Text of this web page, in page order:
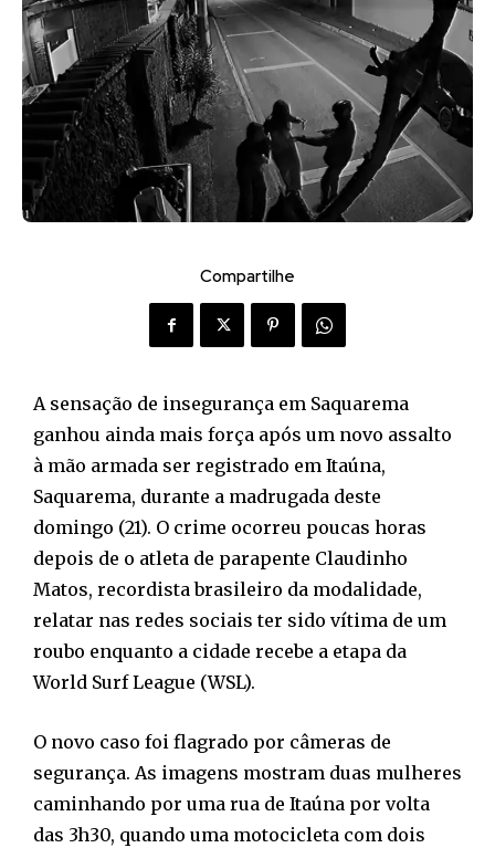
Compartilhe
A sensação de insegurança em Saquarema
ganhou ainda mais força após um novo assalto
à mão armada ser registrado em Itaúna,
Saquarema, durante a madrugada deste
domingo (21). O crime ocorreu poucas horas
depois de o atleta de parapente Claudinho
Matos, recordista brasileiro da modalidade,
relatar nas redes sociais ter sido vítima de um
roubo enquanto a cidade recebe a etapa da
World Surf League (WSL).
O novo caso foi flagrado por câmeras de
segurança. As imagens mostram duas mulheres
caminhando por uma rua de Itaúna por volta
das 3h30, quando uma motocicleta com dois